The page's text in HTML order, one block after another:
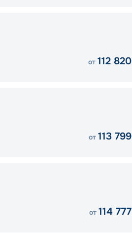
от 112 820
от 113 799
от 114 777